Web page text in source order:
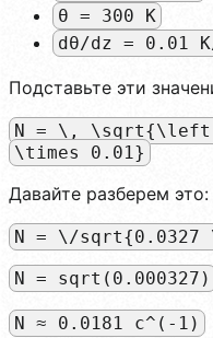
θ = 300 K
dθ/dz = 0.01
Подставьте эти
N = \,
\times 0.01}
Давайте разберем это:
N = \/sqrt{0.0327
N = sqrt(0.000327)
N ≈ 0.0181 с^(-1)